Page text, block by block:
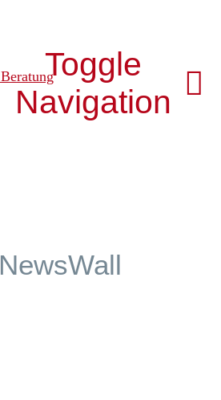
Toggle
Navigation
NewsWall